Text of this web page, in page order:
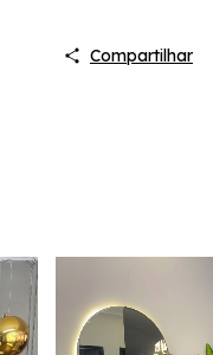
Compartilhar